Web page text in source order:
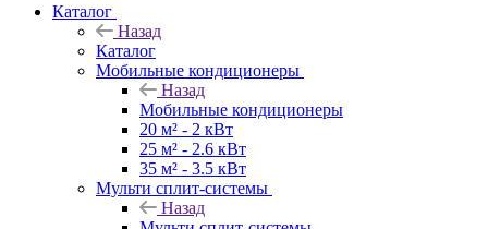
Каталог
Назад
Каталог
Мобильные кондиционеры
Назад
Мобильные кондиционеры
20 м² - 2 кВт
25 м² - 2.6 кВт
35 м² - 3.5 кВт
Мульти сплит-системы
Назад